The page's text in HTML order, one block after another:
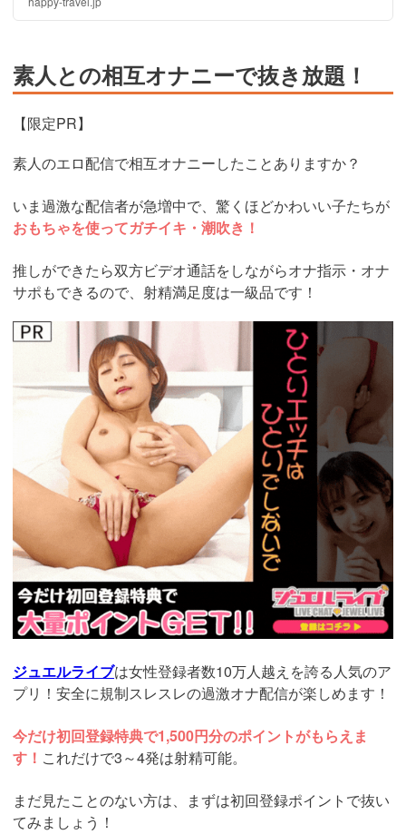
像や動画を紹介します！
素人との相互オナニーで抜き放題！
【限定PR】
素人のエロ配信で相互オナニーしたことありますか？
いま過激な配信者が急増中で、驚くほどかわいい子たちが
おもちゃを使ってガチイキ・潮吹き！
推しができたら双方ビデオ通話をしながらオナ指示・オナ
サポもできるので、射精満足度は一級品です！
https://www.j-
live.tv/LiveChat/acs.php?
si=jwchatt&pid=MLA5661_0004&pa=lp40.php
ジュエルライブは女性登録者数10万人越えを誇る人気のア
プリ！安全に規制スレスレの過激オナ配信が楽しめます！
今だけ初回登録特典で1,500円分のポイントがもらえま
す！ これだけで3～4発は射精可能。
まだ見たことのない方は、まずは初回登録ポイントで抜い
てみましょう！